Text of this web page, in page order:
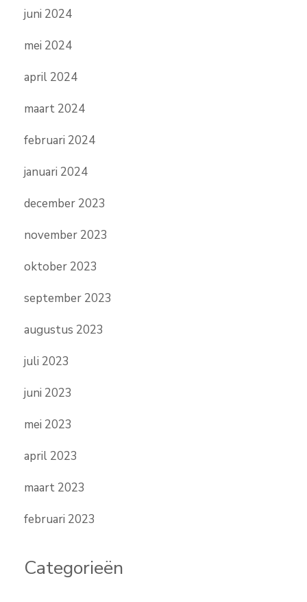
juni 2024
mei 2024
april 2024
maart 2024
februari 2024
januari 2024
december 2023
november 2023
oktober 2023
september 2023
augustus 2023
juli 2023
juni 2023
mei 2023
april 2023
maart 2023
februari 2023
Categorieën